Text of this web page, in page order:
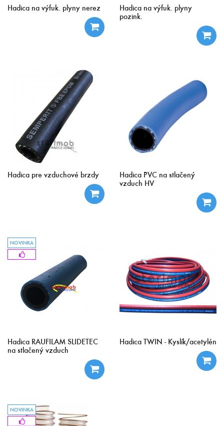
Hadica na výfuk. plyny nerez
Hadica na výfuk. plyny
pozink.
Hadica pre vzduchové brzdy
Hadica PVC na stlačený
vzduch HV
NOVINKA
Hadica RAUFILAM SLIDETEC
na stlačený vzduch
Hadica TWIN - Kyslík/acetylén
NOVINKA